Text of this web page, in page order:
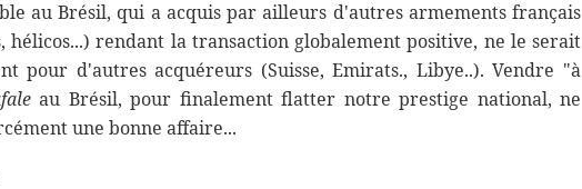
au Brésil, qui a acquis par ailleurs d'autres armements français
hélicos...) rendant la transaction globalement positive, ne le serait
pour d'autres acquéreurs (Suisse, Emirats., Libye..). Vendre "à
au Brésil, pour finalement flatter notre prestige national, ne
une bonne affaire...